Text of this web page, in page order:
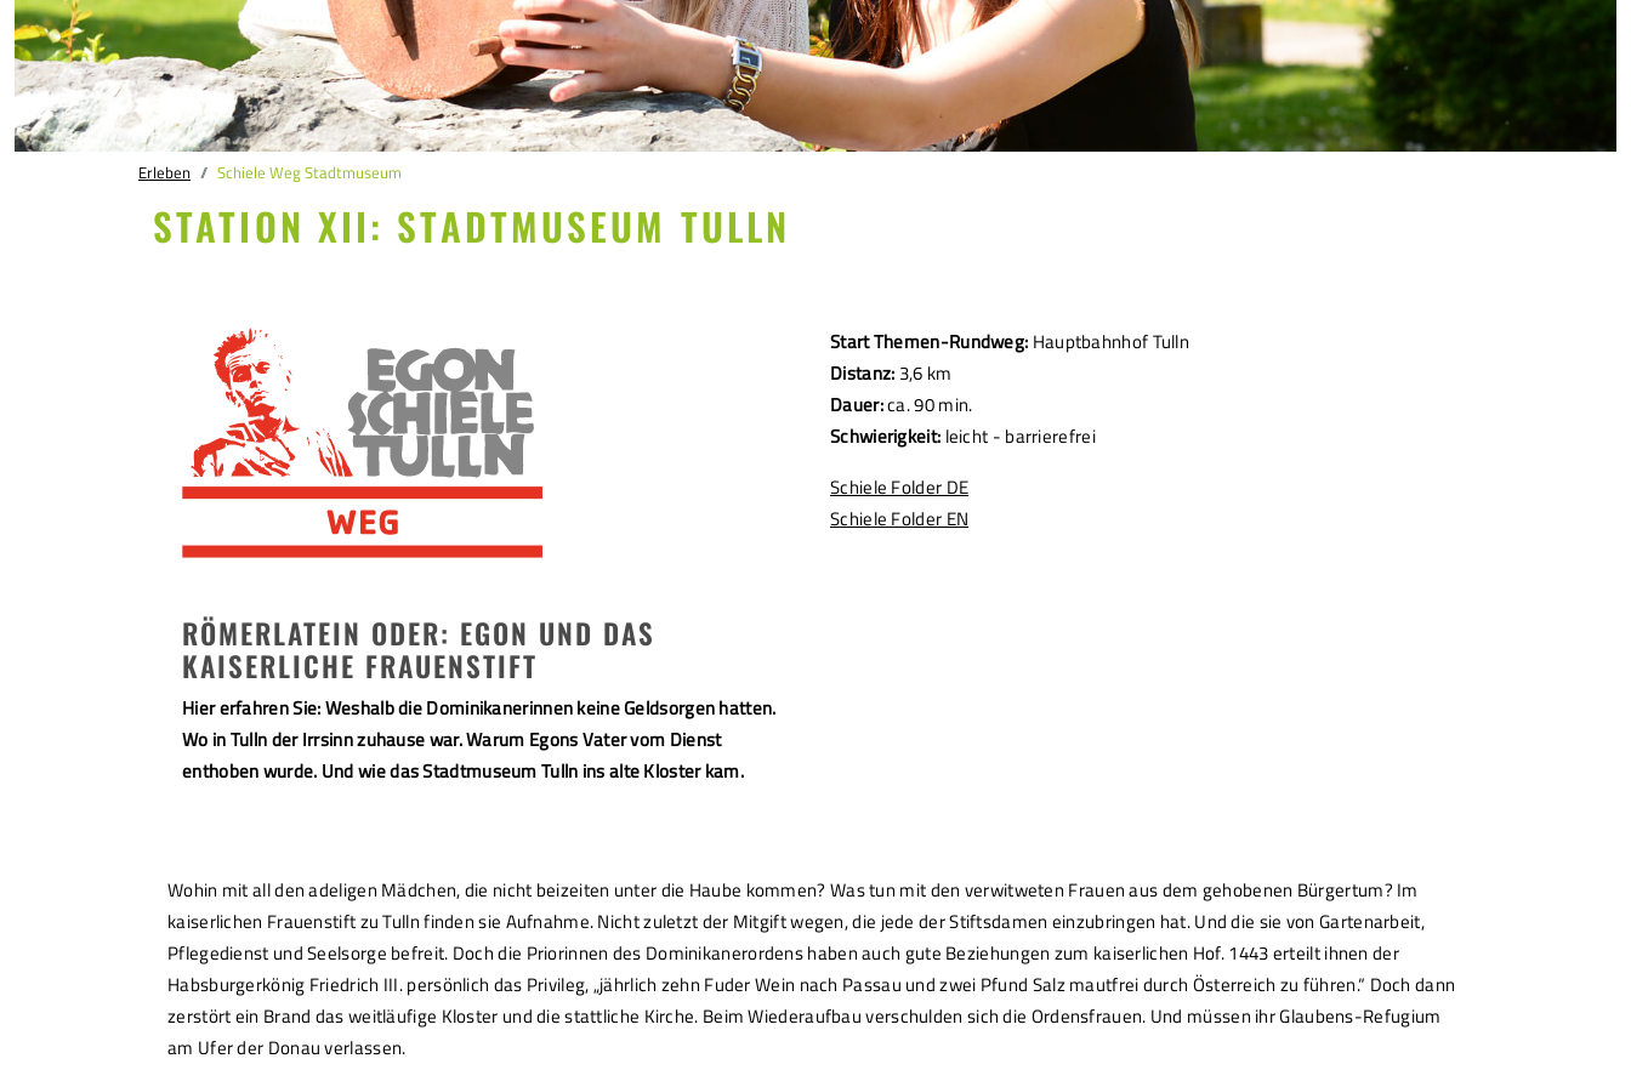
Erleben Schiele Weg Stadtmuseum
STATION XII: STADTMUSEUM TULLN
RÖMERLATEIN ODER: EGON UND DAS
KAISERLICHE FRAUENSTIFT
Hier erfahren Sie: Weshalb die Dominikanerinnen keine Geldsorgen hatten.
Wo in Tulln der Irrsinn zuhause war. Warum Egons Vater vom Dienst
enthoben wurde. Und wie das Stadtmuseum Tulln ins alte Kloster kam.
Start Themen-Rundweg: Hauptbahnhof Tulln
Distanz: 3,6 km
Dauer:ca. 90 min.
Schwierigkeit: leicht - barrierefrei
Schiele Folder DE
Schiele Folder EN
Wohin mit all den adeligen Mädchen, die nicht beizeiten unter die Haube kommen? Was tun mit den verwitweten Frauen aus dem gehobenen Bürgertum? Im
kaiserlichen Frauenstift zu Tulln finden sie Aufnahme. Nicht zuletzt der Mitgift wegen, die jede der Stiftsdamen einzubringen hat. Und die sie von Gartenarbeit,
Pflegedienst und Seelsorge befreit. Doch die Priorinnen des Dominikanerordens haben auch gute Beziehungen zum kaiserlichen Hof. 1443 erteilt ihnen der
Habsburgerkönig Friedrich III. persönlich das Privileg, „jährlich zehn Fuder Wein nach Passau und zwei Pfund Salz mautfrei durch Österreich zu führen.“ Doch dann
zerstört ein Brand das weitläufige Kloster und die stattliche Kirche. Beim Wiederaufbau verschulden sich die Ordensfrauen. Und müssen ihr Glaubens-Refugium
am Ufer der Donau verlassen.